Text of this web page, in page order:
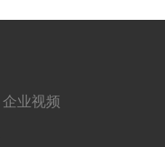
企业视频